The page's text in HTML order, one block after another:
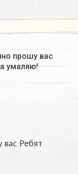
прошу вас
умаляю!
вас Ребят